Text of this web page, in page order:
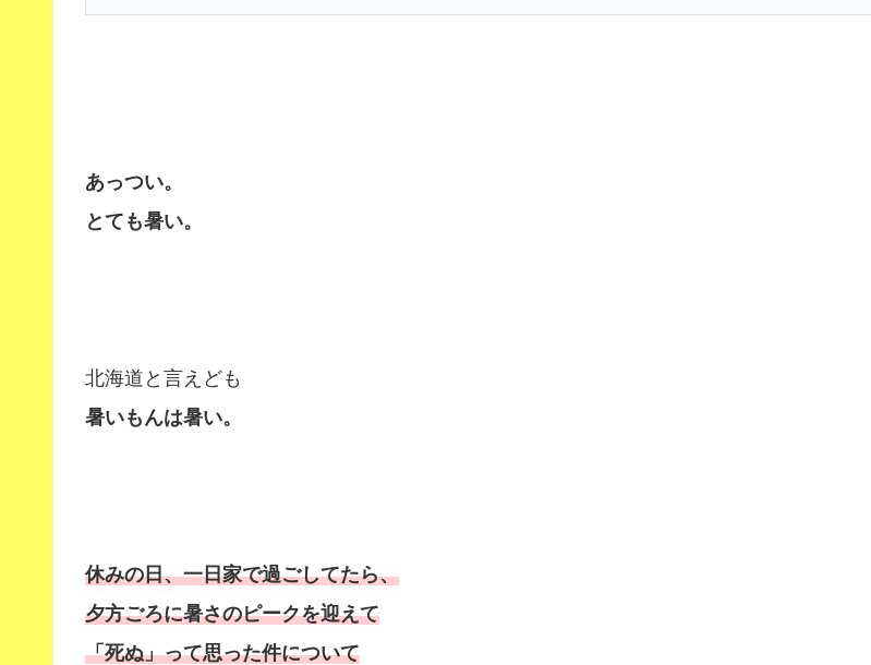
あっつい。
とても暑い。
北海道と言えども
暑いもんは暑い。
休みの日、一日家で過ごしてたら、
夕方ごろに暑さのピークを迎えて
「死ぬ」って思った件について